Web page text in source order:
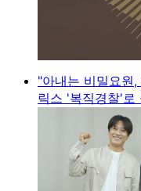
"아내는 비밀요원
릭스 '복직경찰'로